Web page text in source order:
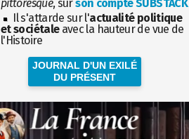
pittoresque, surson compte SUBSTACK
Il s'attarde sur l'actualité politique
et sociétaleavec la hauteur de vue de
l'Histoire
JOURNAL D'UN EXILÉ
DU PRÉSENT